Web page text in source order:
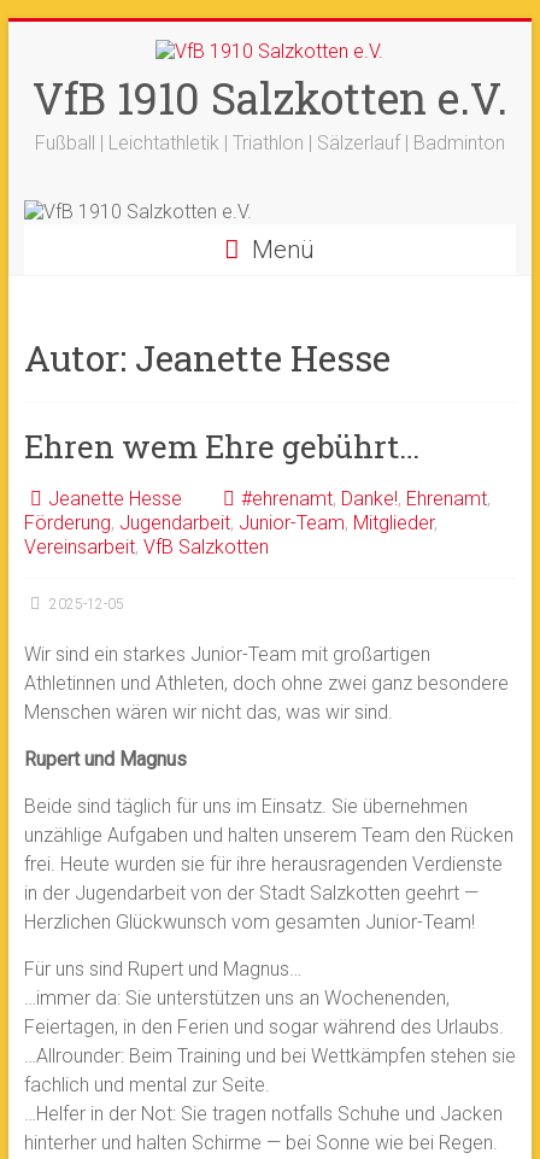
springen
VfB 1910 Salzkotten e.V.
Fußball | Leichtathletik | Triathlon | Sälzerlauf | Badminton
Menü
Autor: Jeanette Hesse
Ehren wem Ehre gebührt…
Jeanette Hesse #ehrenamt, Danke!, Ehrenamt,
Förderung, Jugendarbeit, Junior-Team, Mitglieder,
Vereinsarbeit, VfB Salzkotten
2025-12-05
Wir sind ein starkes Junior-Team mit großartigen
Athletinnen und Athleten, doch ohne zwei ganz besondere
Menschen wären wir nicht das, was wir sind.
Rupert und Magnus
Beide sind täglich für uns im Einsatz. Sie übernehmen
unzählige Aufgaben und halten unserem Team den Rücken
frei. Heute wurden sie für ihre herausragenden Verdienste
in der Jugendarbeit von der Stadt Salzkotten geehrt —
Herzlichen Glückwunsch vom gesamten Junior-Team!
Für uns sind Rupert und Magnus…
…immer da: Sie unterstützen uns an Wochenenden,
Feiertagen, in den Ferien und sogar während des Urlaubs.
…Allrounder: Beim Training und bei Wettkämpfen stehen sie
fachlich und mental zur Seite.
…Helfer in der Not: Sie tragen notfalls Schuhe und Jacken
hinterher und halten Schirme — bei Sonne wie bei Regen.
+++ 21-03. -33. Sälzerlauf+++
Ergebnisse +++ Beitrag vom saelzer.tv
ist online
+++ Fotos sind online+++
+++ 18.-19.04. -Werfertage +++
Ok!